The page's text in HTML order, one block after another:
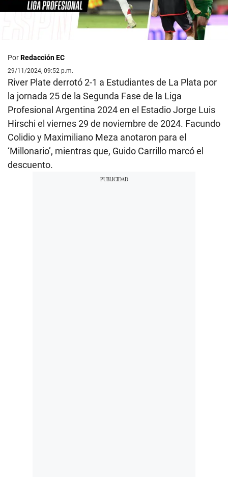
PorRedacción EC
29/11/2024, 09:52 p.m.
River Plate derrotó 2-1 a Estudiantes de La Plata por
la jornada 25 de la Segunda Fase de la Liga
Profesional Argentina 2024 en el Estadio Jorge Luis
Hirschi el viernes 29 de noviembre de 2024. Facundo
Colidio y Maximiliano Meza anotaron para el
‘Millonario’, mientras que, Guido Carrillo marcó el
descuento.